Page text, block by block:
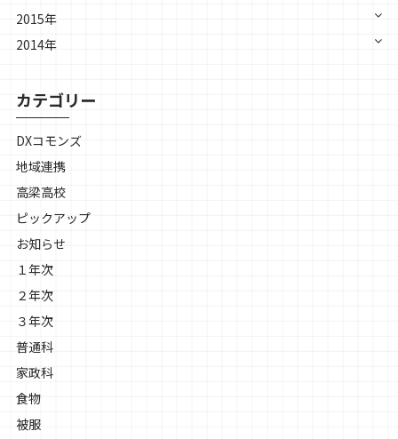
2015年
2014年
カテゴリー
DXコモンズ
地域連携
高梁高校
ピックアップ
お知らせ
１年次
２年次
３年次
普通科
家政科
食物
被服